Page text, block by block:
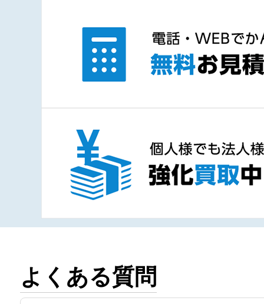
よくある質問